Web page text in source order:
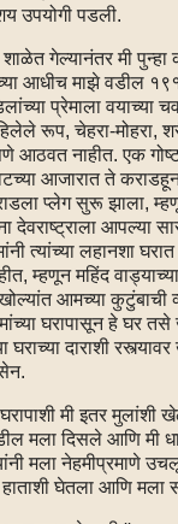
उपयोगी पडली.
शाळेत गेल्यानंतर मी
आधीच माझे वडील
प्रेमाला वयाच्या
रूप, चेहरा-मोहरा,
आठवत नाहीत. एक
आजारात ते कराडहून
प्लेग सुरू झाला,
देवराष्ट्राला आपल्या
त्यांच्या लहानशा
म्हणून महिंद
खोल्यांत आमच्या
घरापासून हे घर
घराच्या दाराशी
मी इतर मुलांशी
मला दिसले आणि मी
मला नेहमीप्रमाणे
हाताशी घेतला आणि मला